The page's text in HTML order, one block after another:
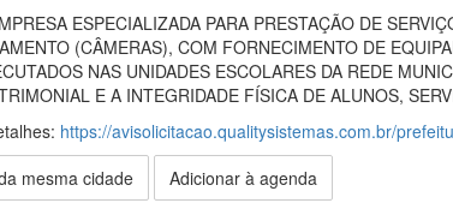
ESPECIALIZADA PARA PRESTAÇÃO DE
(CÂMERAS), COM FORNECIMENTO DE
NAS UNIDADES ESCOLARES DA REDE
E A INTEGRIDADE FÍSICA DE ALUNOS,
https://avisolicitacao.qualitysistemas.com.br/
mesma cidade Adicionar à agenda